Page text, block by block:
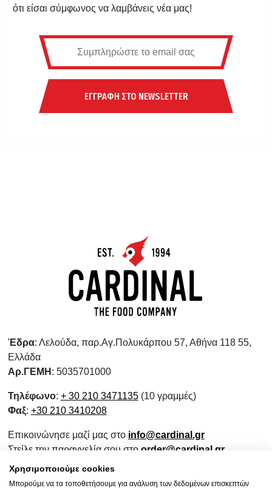
ότι είσαι σύμφωνος να λαμβάνεις νέα μας!
ΕΓΓΡΑΦΗ ΣΤΟ NEWSLETTER
Έδρα: Λελούδα, παρ.Αγ.Πολυκάρπου 57, Αθήνα 118 55,
Ελλάδα
Αρ.ΓΕΜΗ : 5035701000
Τηλέφωνο: + 30 210 3471135(10 γραμμές)
Φαξ: +30 210 3410208
Επικοινώνησε μαζί μας στο info@cardinal.gr
Στείλε την παραγγελία σου στο order@cardinal.gr
Για αγορές λιανικής
www.wokshop.gr
Χρησιμοποιούμε cookies
Μπορούμε να τα τοποθετήσουμε για ανάλυση των δεδομένων επισκεπτών